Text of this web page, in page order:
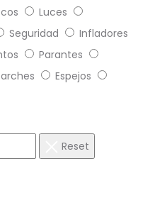
Luces
Seguridad
Infladores
Parantes
Espejos
Reset